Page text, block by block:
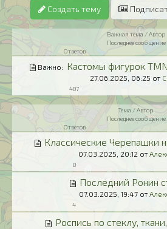
Создать тему
Важная тема / Автор
Последнее сообщение
Ответов
Важно: Кастомы фигурок
27.06.2025, 06:25 от
407
Тема / Автор
Последнее сообщение
Ответов
Классические Черепашки
07.03.2025, 20:12 от
0
Последний Ронин
07.03.2025, 19:47от
4
Роспись по стеклу,